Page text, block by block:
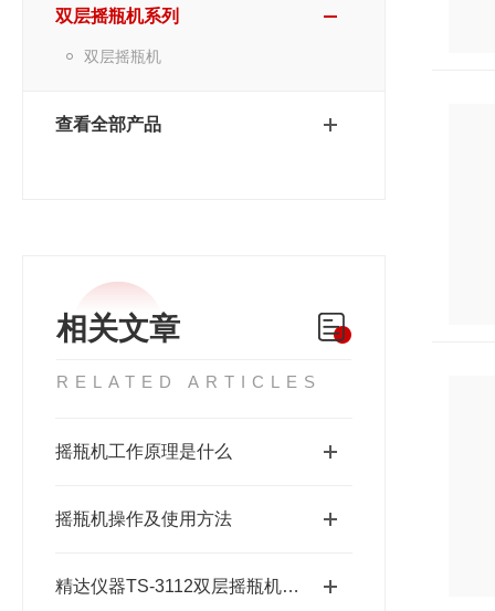
双层摇瓶机系列
双层摇瓶机
查看全部产品
相关文章
RELATED ARTICLES
摇瓶机工作原理是什么
摇瓶机操作及使用方法
精达仪器TS-3112双层摇瓶机性能优点